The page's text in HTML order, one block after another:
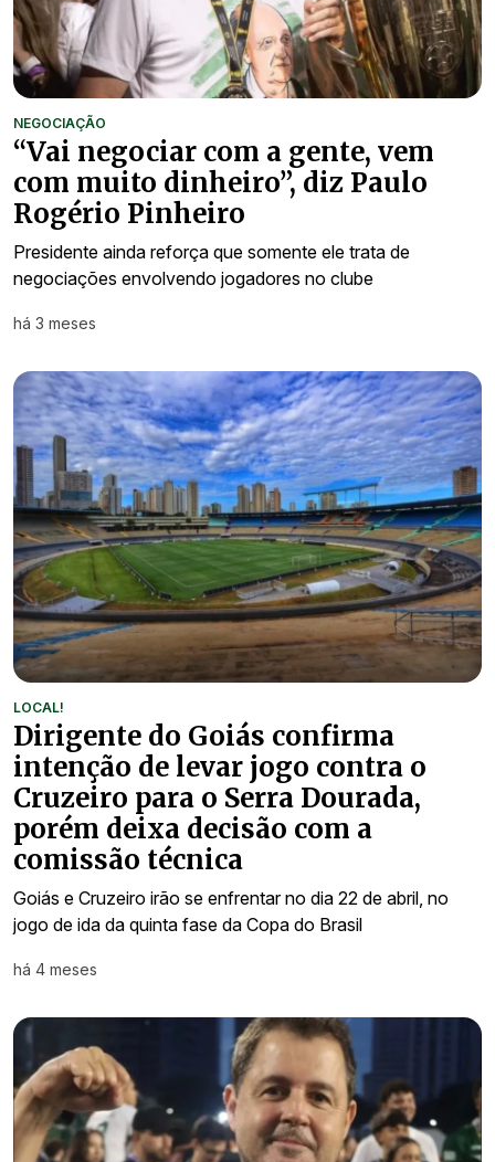
NEGOCIAÇÃO
“Vai negociar com a gente, vem
com muito dinheiro”, diz Paulo
Rogério Pinheiro
Presidente ainda reforça que somente ele trata de
negociações envolvendo jogadores no clube
há 3 meses
LOCAL!
Dirigente do Goiás confirma
intenção de levar jogo contra o
Cruzeiro para o Serra Dourada,
porém deixa decisão com a
comissão técnica
Goiás e Cruzeiro irão se enfrentar no dia 22 de abril, no
jogo de ida da quinta fase da Copa do Brasil
há 4 meses